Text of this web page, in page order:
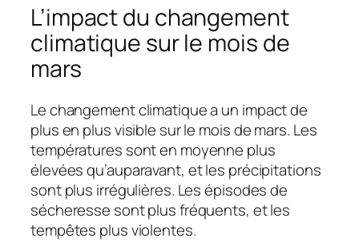
L’impact du changement
climatique sur le mois de
mars
Le changement climatique a un impact de
plus en plus visible sur le mois de mars. Les
températures sont en moyenne plus
élevées qu’auparavant, et les précipitations
sont plus irrégulières. Les épisodes de
sécheresse sont plus fréquents, et les
tempêtes plus violentes.